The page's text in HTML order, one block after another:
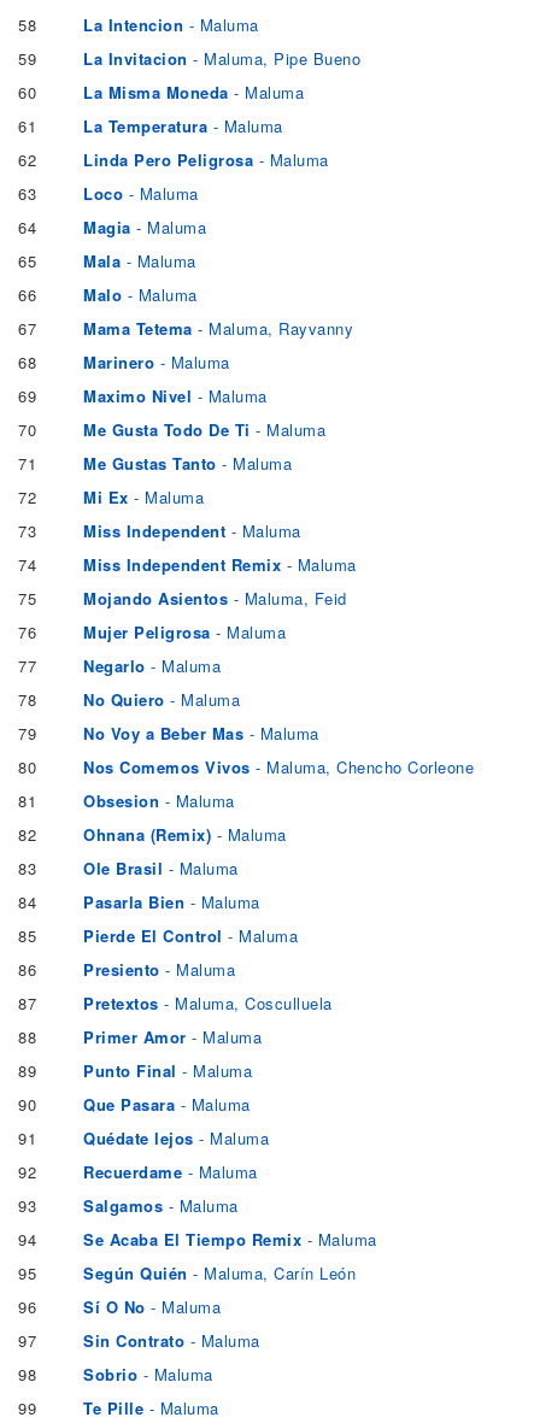
58
La Intencion - Maluma
59
La Invitacion - Maluma, Pipe Bueno
60
La Misma Moneda - Maluma
61
La Temperatura - Maluma
62
Linda Pero Peligrosa - Maluma
63
Loco - Maluma
64
Magia - Maluma
65
Mala - Maluma
66
Malo - Maluma
67
Mama Tetema - Maluma, Rayvanny
68
Marinero - Maluma
69
Maximo Nivel - Maluma
70
Me Gusta Todo De Ti - Maluma
71
Me Gustas Tanto - Maluma
72
Mi Ex - Maluma
73
Miss Independent - Maluma
74
Miss Independent Remix - Maluma
75
Mojando Asientos - Maluma, Feid
76
Mujer Peligrosa - Maluma
77
Negarlo- Maluma
78
No Quiero - Maluma
79
No Voy a Beber Mas - Maluma
80
Nos Comemos Vivos - Maluma, Chencho Corleone
81
Obsesion - Maluma
82
Ohnana (Remix) - Maluma
83
Ole Brasil - Maluma
84
Pasarla Bien - Maluma
85
Pierde El Control - Maluma
86
Presiento - Maluma
87
Pretextos - Maluma, Cosculluela
88
Primer Amor - Maluma
89
Punto Final - Maluma
90
Que Pasara - Maluma
91
Quédate lejos - Maluma
92
Recuerdame - Maluma
93
Salgamos - Maluma
94
Se Acaba El Tiempo Remix - Maluma
95
Según Quién - Maluma, Carín León
96
Sí O No - Maluma
97
Sin Contrato - Maluma
98
Sobrio - Maluma
99
Te Pille - Maluma